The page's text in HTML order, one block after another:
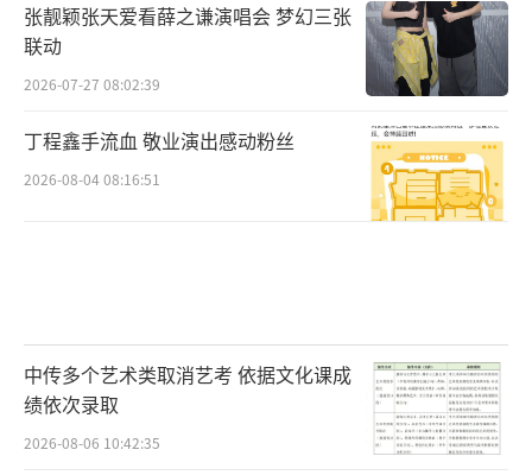
张靓颖张天爱看薛之谦演唱会 梦幻三张
联动
2026-07-27 08:02:39
丁程鑫手流血 敬业演出感动粉丝
2026-08-04 08:16:51
中传多个艺术类取消艺考 依据文化课成
绩依次录取
2026-08-06 10:42:35